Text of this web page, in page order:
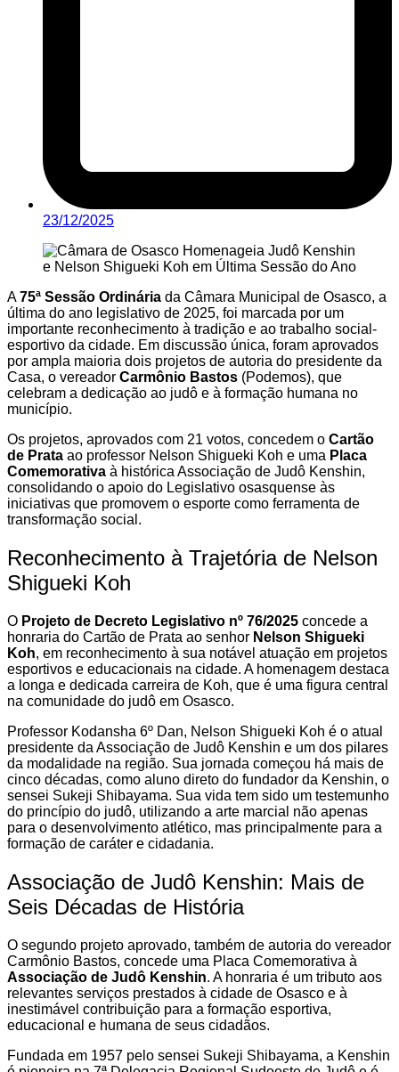
23/12/2025
A75ª Sessão Ordinária da Câmara Municipal de Osasco, a
última do ano legislativo de 2025, foi marcada por um
importante reconhecimento à tradição e ao trabalho social-
esportivo da cidade. Em discussão única, foram aprovados
por ampla maioria dois projetos de autoria do presidente da
Casa, o vereador Carmônio Bastos (Podemos), que
celebram a dedicação ao judô e à formação humana no
município.
Os projetos, aprovados com 21 votos, concedem o Cartão
de Prata ao professor Nelson Shigueki Koh e uma Placa
Comemorativa à histórica Associação de Judô Kenshin,
consolidando o apoio do Legislativo osasquense às
iniciativas que promovem o esporte como ferramenta de
transformação social.
Reconhecimento à Trajetória de Nelson
Shigueki Koh
O Projeto de Decreto Legislativo nº 76/2025 concede a
honraria do Cartão de Prata ao senhor Nelson Shigueki
Koh, em reconhecimento à sua notável atuação em projetos
esportivos e educacionais na cidade. A homenagem destaca
a longa e dedicada carreira de Koh, que é uma figura central
na comunidade do judô em Osasco.
Professor Kodansha 6º Dan, Nelson Shigueki Koh é o atual
presidente da Associação de Judô Kenshin e um dos pilares
da modalidade na região. Sua jornada começou há mais de
cinco décadas, como aluno direto do fundador da Kenshin, o
sensei Sukeji Shibayama. Sua vida tem sido um testemunho
do princípio do judô, utilizando a arte marcial não apenas
para o desenvolvimento atlético, mas principalmente para a
formação de caráter e cidadania.
Associação de Judô Kenshin: Mais de
Seis Décadas de História
O segundo projeto aprovado, também de autoria do vereador
Carmônio Bastos, concede uma Placa Comemorativa à
Associação de Judô Kenshin. A honraria é um tributo aos
relevantes serviços prestados à cidade de Osasco e à
inestimável contribuição para a formação esportiva,
educacional e humana de seus cidadãos.
Fundada em 1957 pelo sensei Sukeji Shibayama, a Kenshin